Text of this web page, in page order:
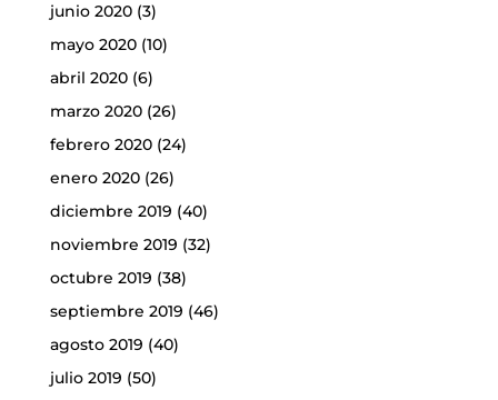
junio 2020(3)
mayo 2020(10)
abril 2020(6)
marzo 2020(26)
febrero 2020(24)
enero 2020(26)
diciembre 2019 (40)
noviembre 2019 (32)
octubre 2019 (38)
septiembre 2019 (46)
agosto 2019 (40)
julio 2019 (50)